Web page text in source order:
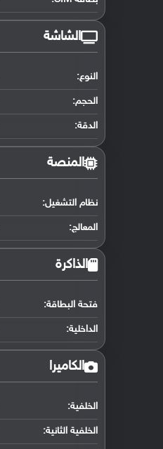
الشاشة
النوع:
الحجم:
الدقة:
المنصة
نظام التشغيل:
المعالج:
الذاكرة
فتحة البطاقة:
الداخلية:
الكاميرا
الخلفية:
الخلفية الثانية: